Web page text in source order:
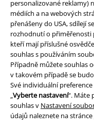
personalizované reklamy)
médiích a na webových
přenášeny do USA, sdílejí
rozhodnutí o přiměřenosti
kteří mají příslušné
souhlas s používáním
Případně můžete souhlas
v takovém případě se
Své individuální
„Vyberte nastavení“. Máte
souhlas v Nastavení
údajů naleznete na stránce
Podmínky
Prohlášení
Ochrana osobních údajů
Likvidace odpadu a
Prohlášení o shodě